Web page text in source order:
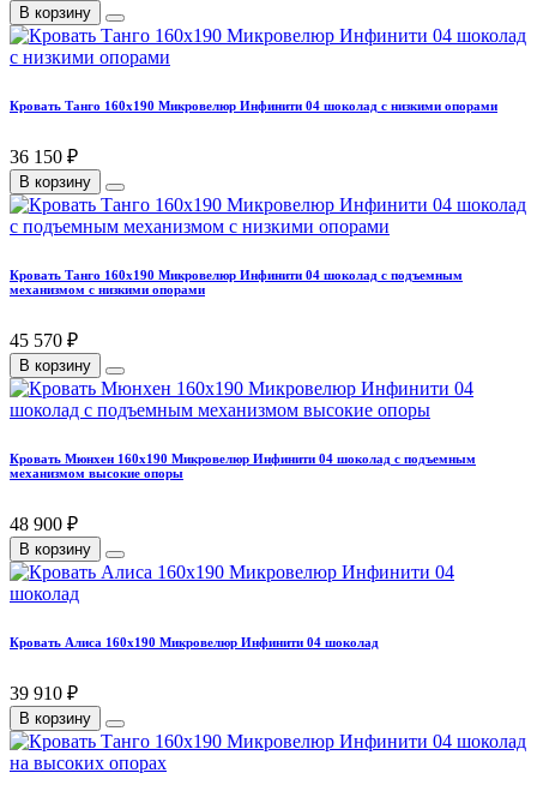
В корзину
Кровать Танго 160х190 Микровелюр Инфинити 04 шоколад с низкими опорами
36 150 ₽
В корзину
Кровать Танго 160х190 Микровелюр Инфинити 04 шоколад с подъемным
механизмом с низкими опорами
45 570 ₽
В корзину
Кровать Мюнхен 160х190 Микровелюр Инфинити 04 шоколад с подъемным
механизмом высокие опоры
48 900 ₽
В корзину
Кровать Алиса 160х190 Микровелюр Инфинити 04 шоколад
39 910 ₽
В корзину